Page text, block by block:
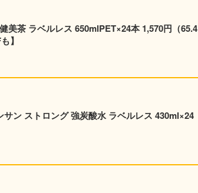
美茶 ラベルレス 650mlPET×24本 1,570円（65.4
】
ン ストロング 強炭酸水 ラベルレス 430ml×24